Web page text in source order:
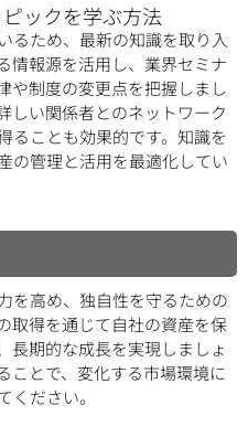
ックを学ぶ方法
るため、最新の知識を取り入
情報源を活用し、業界セミナ
や制度の変更点を把握しまし
しい関係者とのネットワーク
ることも効果的です。知識を
の管理と活用を最適化してい
を高め、独自性を守るための
取得を通じて自社の資産を保
長期的な成長を実現しましょ
ことで、変化する市場環境に
ださい。